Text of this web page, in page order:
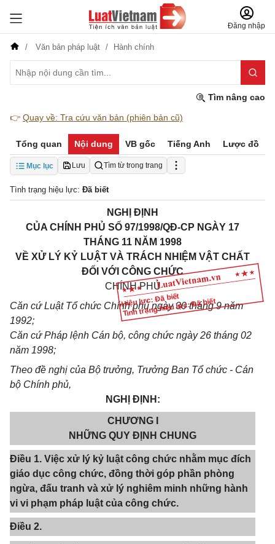
Đăng nhập
Văn bản pháp luật Hành chính
Tìm nâng cao
👉 Quay về: Tra cứu văn bản (phiên bản cũ)
Tổng quan Nội dung VB gốc Tiếng Anh Lược đồ
Mục lục Lưu Tìm từ trong trang
Tình trạng hiệu lực: Đã biết
Hiệu lực: Đã biết
Tình trạng hiệu lực: Đã biết
NGHỊ ĐỊNH
CỦA CHÍNH PHỦ SỐ 97/1998/QĐ-CP NGÀY 17
THÁNG 11 NĂM 1998
VỀ XỬ LÝ KỶ LUẬT VÀ TRÁCH NHIỆM VẬT CHẤT
ĐỐI VỚI CÔNG CHỨC
CHÍNH PHỦ
Căn cứ Luật Tổ chức Chính phủ ngày 30 tháng 9 năm
1992;
Căn cứ Pháp lệnh Cán bộ, công chức ngày 26 tháng 02
năm 1998;
Theo đề nghị của Bộ trưởng, Trưởng Ban Tổ chức - Cán
bộ Chính phủ,
NGHỊ ĐỊNH:
CHƯƠNG I
NHỮNG QUY ĐỊNH CHUNG
Điều 1. Việc xử lý kỷ luật công chức nhằm mục đích
giáo dục công chức, đồng thời góp phần phòng
ngừa, đấu tranh và xử lý nghiêm minh những hành
vi vi phạm pháp luật của công chức.
Điều 2.